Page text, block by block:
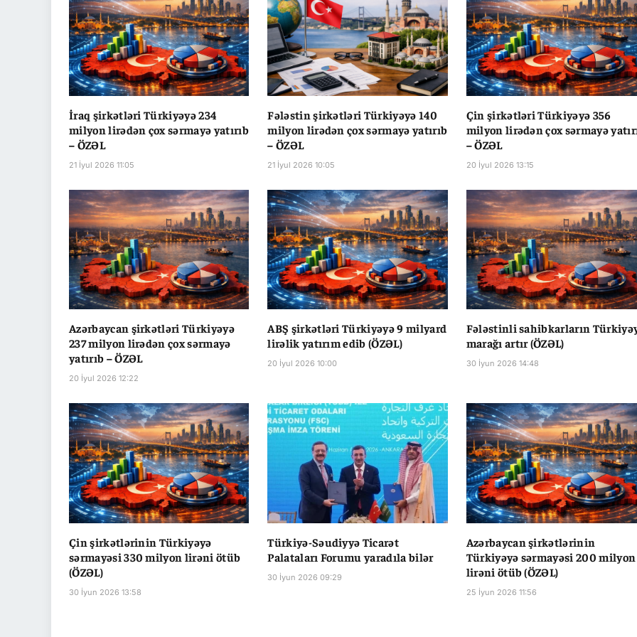
İraq şirkətləri Türkiyəyə 234
milyon lirədən çox sərmayə yatırıb
– ÖZƏL
21 İyul 2026 11:05
Fələstin şirkətləri Türkiyəyə 140
milyon lirədən çox sərmayə yatırıb
– ÖZƏL
21 İyul 2026 10:05
Çin şirkətləri Türkiyəyə 356
milyon lirədən çox sərmayə
– ÖZƏL
20 İyul 2026 13:15
Azərbaycan şirkətləri Türkiyəyə
237 milyon lirədən çox sərmayə
yatırıb – ÖZƏL
20 İyul 2026 12:22
ABŞ şirkətləri Türkiyəyə 9 milyard
lirəlik yatırım edib (ÖZƏL)
20 İyul 2026 10:00
Fələstinli sahibkarların
marağı artır (ÖZƏL)
30 İyun 2026 14:48
Çin şirkətlərinin Türkiyəyə
sərmayəsi 330 milyon lirəni ötüb
(ÖZƏL)
30 İyun 2026 13:58
Türkiyə-Səudiyyə Ticarət
Palataları Forumu yaradıla bilər
30 İyun 2026 09:29
Azərbaycan şirkətlərinin
Türkiyəyə sərmayəsi 200 milyon
lirəni ötüb (ÖZƏL)
25 İyun 2026 11:56